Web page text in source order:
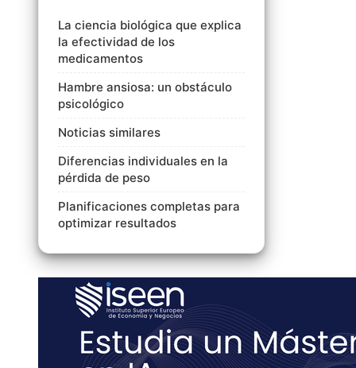
La ciencia biológica que explica
la efectividad de los
medicamentos
Hambre ansiosa: un obstáculo
psicológico
Noticias similares
Diferencias individuales en la
pérdida de peso
Planificaciones completas para
optimizar resultados